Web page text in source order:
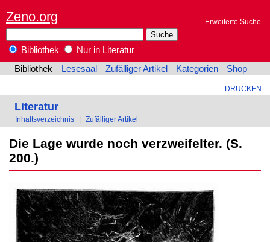
Zeno.org Erweiterte Suche
Bibliothek
Nur in Literatur
Bibliothek
Lesesaal Zufälliger Artikel Kategorien Shop
DRUCKEN
Literatur
Inhaltsverzeichnis Zufälliger Artikel
Die Lage wurde noch verzweifelter. (S.
200.)